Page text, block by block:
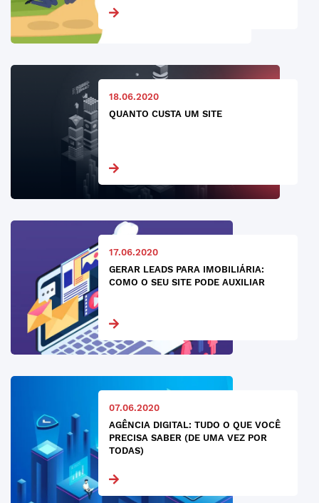
18.06.2020
QUANTO CUSTA UM SITE
17.06.2020
GERAR LEADS PARA IMOBILIÁRIA:
COMO O SEU SITE PODE AUXILIAR
07.06.2020
AGÊNCIA DIGITAL: TUDO O QUE VOCÊ
PRECISA SABER (DE UMA VEZ POR
TODAS)